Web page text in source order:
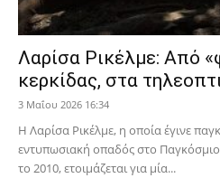
Λαρίσα Ρικέλμε: Από
κερκίδας, στα
3 Μαΐου 2026 16:34
Η Λαρίσα Ρικέλμε, η οποία έγινε
εντυπωσιακή οπαδός στο
το 2010, ετοιμάζεται για μία...